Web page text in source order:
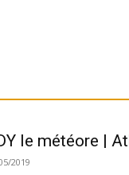
le météore |
2019